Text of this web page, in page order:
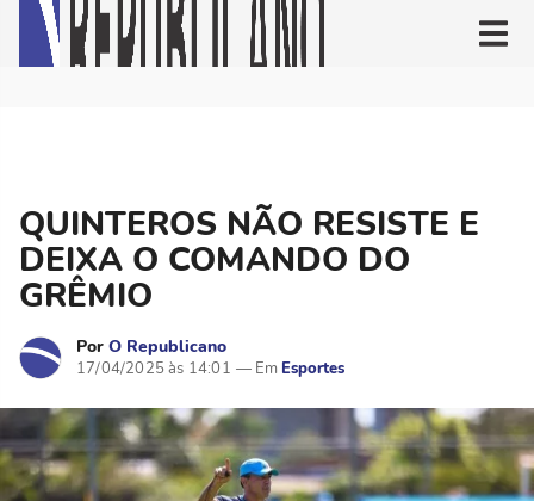
QUINTEROS NÃO RESISTE E
DEIXA O COMANDO DO
GRÊMIO
Por O Republicano
17/04/2025 às 14:01 Esportes